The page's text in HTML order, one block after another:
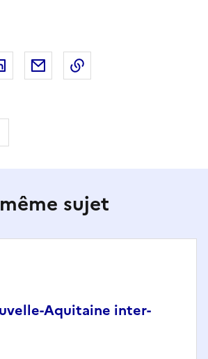
sur X (anciennement Twitter)
Partager sur LinkedIn
Partager par email
sujet
Aquitaine inter-